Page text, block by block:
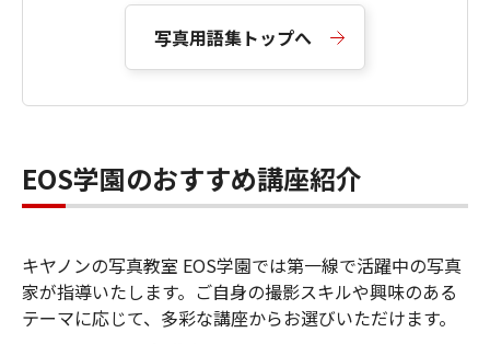
写真用語集トップへ
EOS学園のおすすめ講座紹介
キヤノンの写真教室 EOS学園では第一線で活躍中の写真
家が指導いたします。ご自身の撮影スキルや興味のある
テーマに応じて、多彩な講座からお選びいただけます。